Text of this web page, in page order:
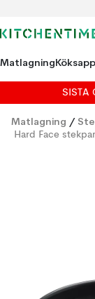
Matlagning
SISTA
Matlagning /
Hard Face